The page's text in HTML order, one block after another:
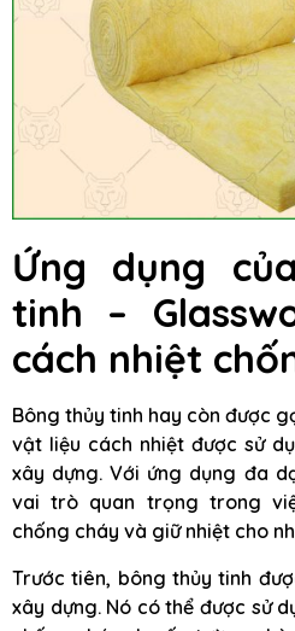
Ứng dụng
tinh –
cách nhiệt
Bông thủy tinh hay còn được
vật liệu cách nhiệt được sử
xây dựng. Với ứng dụng đa
vai trò quan trọng trong
chống cháy và giữ nhiệt cho
Trước tiên, bông thủy tinh
xây dựng. Nó có thể được sử